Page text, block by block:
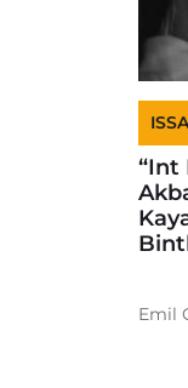
ISSA
“Int
Emil